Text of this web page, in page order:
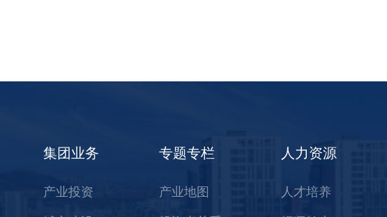
集团业务
产业投资
专题专栏
产业地图
人力资源
人才培养